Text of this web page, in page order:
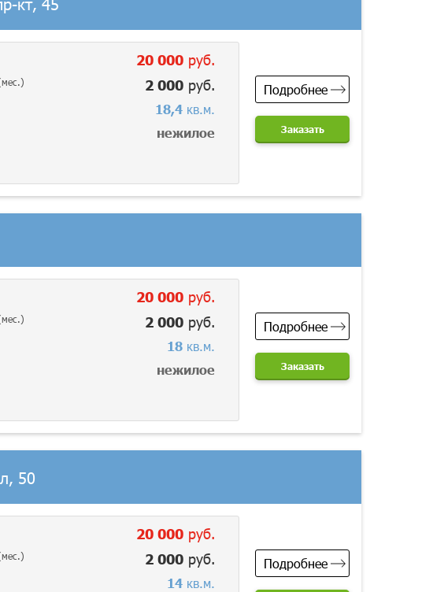
20 000 руб.
2 000 руб.
18,4 кв.м.
нежилое
Подробнее
Заказать
20 000 руб.
2 000 руб.
18 кв.м.
нежилое
Подробнее
Заказать
50
20 000 руб.
2 000 руб.
14 кв.м.
Подробнее